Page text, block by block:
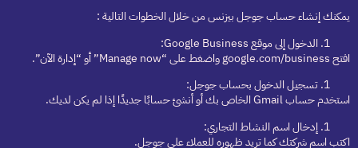
يمكنك إنشاء حساب جوجل بيزنس من خلال الخطوات التالية :
الدخول إلى موقع Google Business:
افتح google.com/business واضغط على “Manage now” أو “إدارة الآن”.
تسجيل الدخول بحساب جوجل:
استخدم حساب Gmail الخاص بك أو أنشئ حسابًا جديدًا إذا لم يكن لديك.
إدخال اسم النشاط التجاري:
اكتب اسم شركتك كما تريد ظهوره للعملاء على جوجل.